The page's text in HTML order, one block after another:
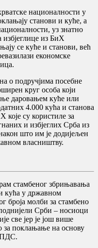
националности у
станови и куће, а
уз знатно
избјеглице из БиХ
се куће и станови, већ
економске
о подручјима посебне
круг особа који
даровањем куће или
4.000 кућа и станова
које су користиле за
и избјеглих Срба из
што им је додијељен
власништву.
стамбеног збрињавања
кућа у државном
броја молби за стамбено
Срби – носиоци
све јер је још више
за поклањање на основу